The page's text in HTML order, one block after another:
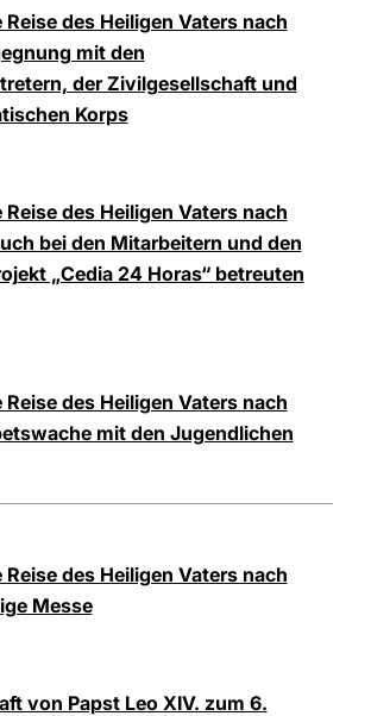
des Heiligen Vaters nach
mit den
der Zivilgesellschaft und
Korps
des Heiligen Vaters nach
bei den Mitarbeitern und den
„Cedia 24 Horas“ betreuten
des Heiligen Vaters nach
mit den Jugendlichen
des Heiligen Vaters nach
Messe
von Papst Leo XIV. zum 6.